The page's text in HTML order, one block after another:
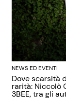
NEWS ED EVENTI
Dove scarsità
rarità: Niccolò
3BEE, tra gli